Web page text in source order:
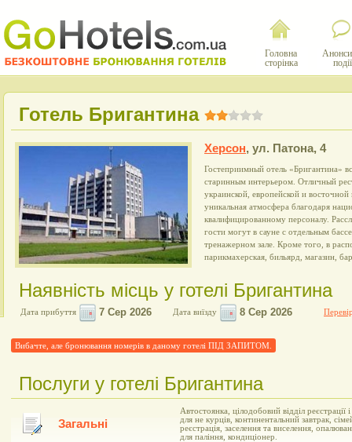
Головна
сторінка
події
Готель Бригантина
Херсон, ул. Патона, 4
Гостеприимный отель «Бригантина»
старинным интерьером. Отличный
украинской, европейской и
уникальная атмосфера благодаря
квалифицированному персоналу.
гости могут в сауне с отдельным
тренажерном зале. Кроме того, в
парикмахерская, бильярд, магазин,
Наявність місць у готелі Бригантина
Дата прибуття Дата виїзду
Вибачте, але бронювання номерів в даному готелі ПІД ЗАПИТОМ.
Послуги у готелі Бригантина
Загальні
Автостоянка, цілодобовий відділ
для не курців, континентальний завтрак,
реєстрація, заселення та виселення,
для паління, кондиціонер.